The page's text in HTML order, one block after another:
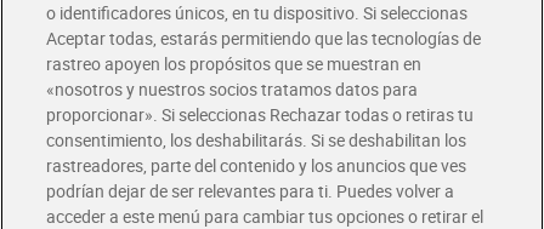
Envío gratis por compras superiores a 100€
Envío estandar por 4,99€
Glovo y Uber Eats
Solicita tu factura de Glovo o Uber Eats
Únete al CLUB Dia
Disfruta las ventajas y ofertas exclusivas.
o identificadores únicos, en tu dispositivo. Si seleccionas
Aceptar todas, estarás permitiendo que las tecnologías de
rastreo apoyen los propósitos que se muestran en
«nosotros y nuestros socios tratamos datos para
proporcionar». Si seleccionas Rechazar todas o retiras tu
consentimiento, los deshabilitarás. Si se deshabilitan los
rastreadores, parte del contenido y los anuncios que ves
podrían dejar de ser relevantes para ti. Puedes volver a
acceder a este menú para cambiar tus opciones o retirar el